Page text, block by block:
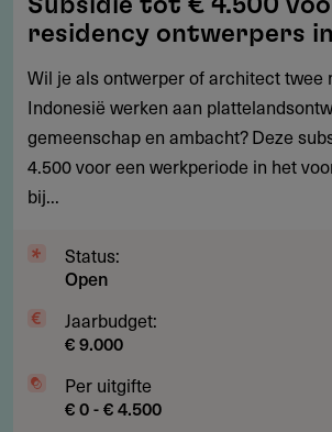
tot
€
4.500
voor
residency
ontwerpers
in
Subsidie tot € 4.500
residency ontwerpers
Wil je als ontwerper of architect twee
Indonesië werken aan
gemeenschap en ambacht? Deze
4.500 voor een werkperiode in het
bij...
Status:
Open
Jaarbudget:
€ 9.000
Per uitgifte
€ 0 - € 4.500